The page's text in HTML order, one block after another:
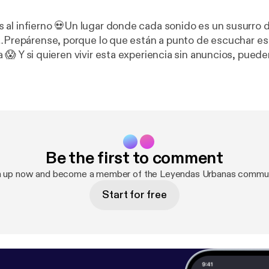
al infierno 💀Un lugar donde cada sonido es un susurro
porque lo que están a punto de escuchar
suscribirse a
Be the first to comment
up now and become a member of the Leyendas Urbanas
Start for free